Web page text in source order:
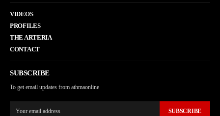
VIDEOS
PROFILES
THE ARTERIA
CONTACT
SUBSCRIBE
To get email updates from athmaonline
SUBSCRIBE